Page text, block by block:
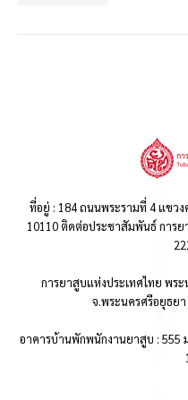
ที่อยู่ : 184 ถนนพระรามที่ 4 แขวง
10110 ติดต่อประชาสัมพันธ์ การย
การยาสูบแห่งประเทศไทย พร
จ.พระนครศรีอยุธยา
อาคารบ้านพักพนักงานยาสูบ : 555